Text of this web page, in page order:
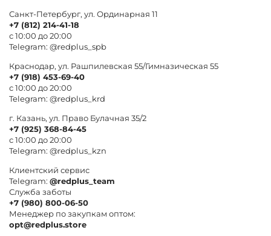
Санкт-Петербург, ул. Ординарная 11
+7 (812) 214-41-18
с 10:00 до 20:00
Telegram: @redplus_spb
Краснодар, ул. Рашпилевская 55/Гимназическая 55
+7 (918) 453-69-40
с 10:00 до 20:00
Telegram: @redplus_krd
г. Казань, ул. Право Булачная 35/2
+7 (925) 368-84-45
с 10:00 до 20:00
Telegram: @redplus_kzn
Клиентский сервис
Telegram: @redplus_team
Служба заботы
+7 (980) 800-06-50
Менеджер по закупкам оптом:
opt@redplus.store